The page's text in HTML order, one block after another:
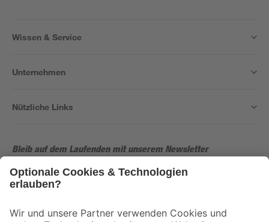
Wissen & Service
Unternehmen
Nützliche Links
Bleib auf dem Laufenden mit unserem Newsletter
Der toom Newsletter: Keine Angebote und Aktionen mehr verpassen!